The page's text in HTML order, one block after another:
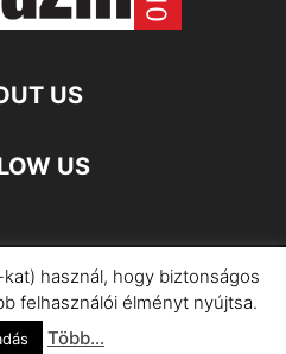
US
US
Információ
©
használ, hogy biztonságos
felhasználói élményt nyújtsa.
Több...